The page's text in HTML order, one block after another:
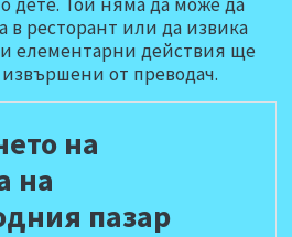
в ресторант или да извика
елементарни действия ще
от преводач.
на
на
пазар